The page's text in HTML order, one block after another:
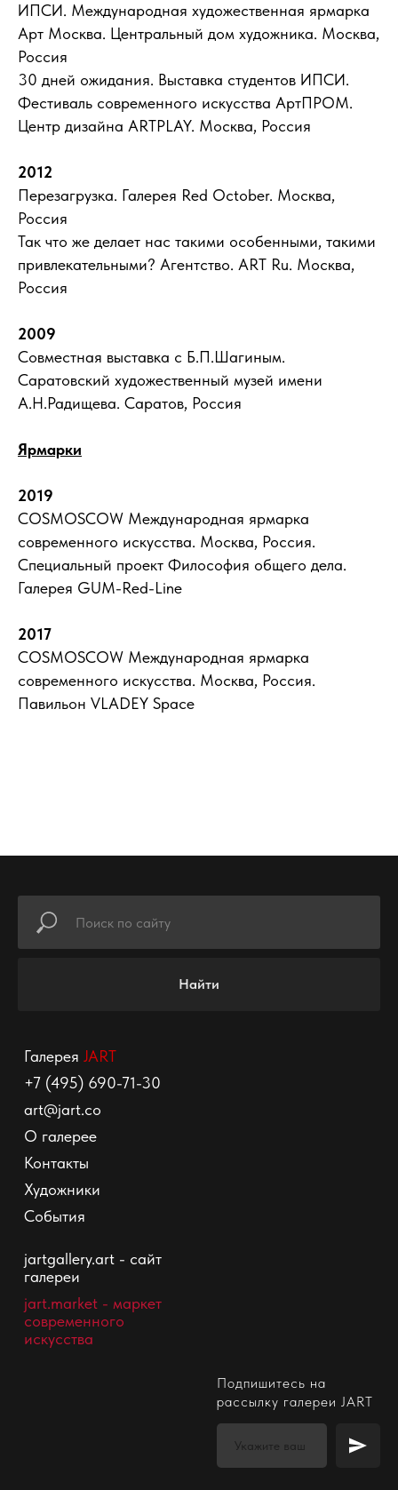
ИПСИ. Международная художественная ярмарка
Арт Москва. Центральный дом художника. Москва,
Россия
30 дней ожидания. Выставка студентов ИПСИ.
Фестиваль современного искусства АртПРОМ.
Центр дизайна ARTPLAY. Москва, Россия
2012
Перезагрузка. Галерея Red October. Москва,
Россия
Так что же делает нас такими особенными, такими
привлекательными? Агентство. ART Ru. Москва,
Россия
2009
Совместная выставка с Б.П.Шагиным.
Саратовский художественный музей имени
А.Н.Радищева. Саратов, Россия
Ярмарки
2019
COSMOSCOW Международная ярмарка
современного искусства. Москва, Россия.
Специальный проект Философия общего дела.
Галерея GUM-Red-Line
2017
COSMOSCOW Международная ярмарка
современного искусства. Москва, Россия.
Павильон VLADEY Space
Найти
Галерея JART
+7 (495) 690-71-30
art@jart.co
О галерее
Контакты
Художники
События
jartgallery.art - сайт
галереи
jart.market - маркет
современного
искусства
Подпишитесь на
рассылку галереи JART